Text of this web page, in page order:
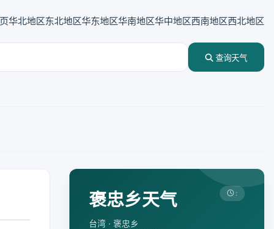
华北地区东北地区华东地区华南地区华中地区西南地区西北地区
查询天气
褒忠乡天气
台湾 · 褒忠乡
: